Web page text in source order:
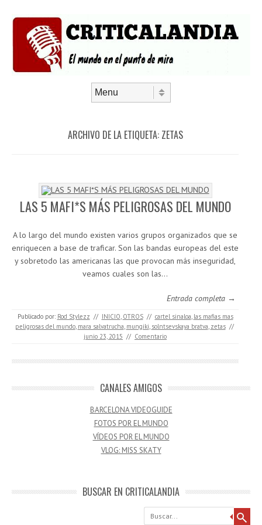
ARCHIVO DE LA ETIQUETA: ZETAS
LAS 5 MAFI*S MÁS PELIGROSAS DEL MUNDO
A lo largo del mundo existen varios grupos organizados que se
enriquecen a base de traficar. Son las bandas europeas del este
y sobretodo las americanas las que provocan más inseguridad,
veamos cuales son las…
Entrada completa →
Publicado por: Rod Stylezz // INICIO, OTROS // cartel sinaloa, las mafias mas
peligrosas del mundo, mara salvatrucha, mungiki, solntsevskaya bratva, zetas //
junio 23, 2015 // Comentario
CANALES AMIGOS
BARCELONA VIDEOGUIDE
FOTOS POR EL MUNDO
VÍDEOS POR EL MUNDO
VLOG: MISS SKATY
BUSCAR EN CRITICALANDIA
Buscar